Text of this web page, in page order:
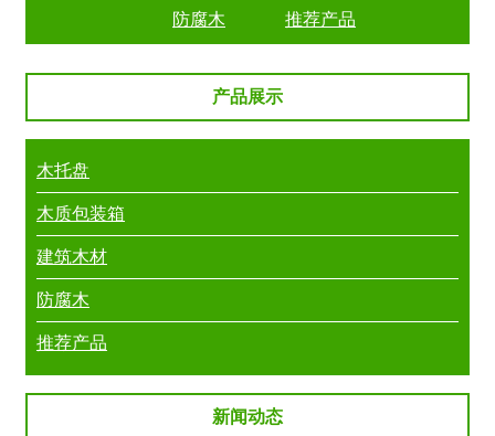
防腐木 推荐产品
产品展示
木托盘
木质包装箱
建筑木材
防腐木
推荐产品
新闻动态